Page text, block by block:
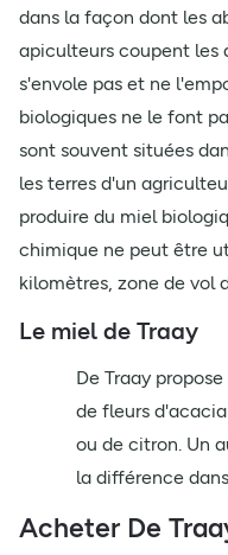
dans la façon dont les
apiculteurs coupent les
s'envole pas et ne
biologiques ne le font
sont souvent situées
les terres d'un
produire du miel
chimique ne peut être
kilomètres, zone de vol
Le miel de Traay
De Traay
de fleurs
ou de citron. Un
la différence
Acheter De